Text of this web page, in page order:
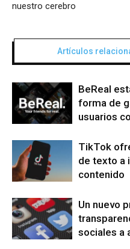
nuestro cerebro
Artículos
BeReal
forma de
usuarios
TikTok
de texto a
contenido
Un nuevo
sociales a